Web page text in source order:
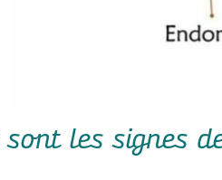
sont les signes